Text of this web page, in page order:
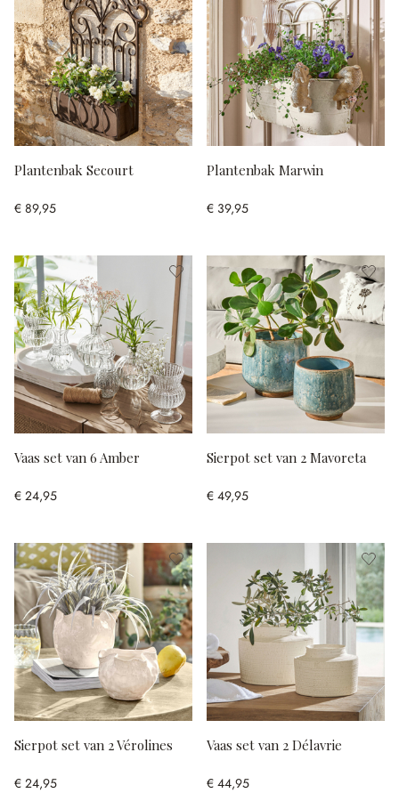
Plantenbak Secourt
€ 89,95
Plantenbak Marwin
€ 39,95
Vaas set van 6 Amber
€ 24,95
Sierpot set van 2 Mavoreta
€ 49,95
Sierpot set van 2 Vérolines
€ 24,95
Vaas set van 2 Délavrie
€ 44,95